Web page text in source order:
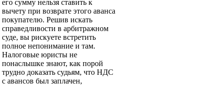
его сумму нельзя ставить к
вычету при возврате этого аванса
покупателю. Решив искать
справедливости в арбитражном
суде, вы рискуете встретить
полное непонимание и там.
Налоговые юристы не
понаслышке знают, как порой
трудно доказать судьям, что НДС
с авансов был заплачен,